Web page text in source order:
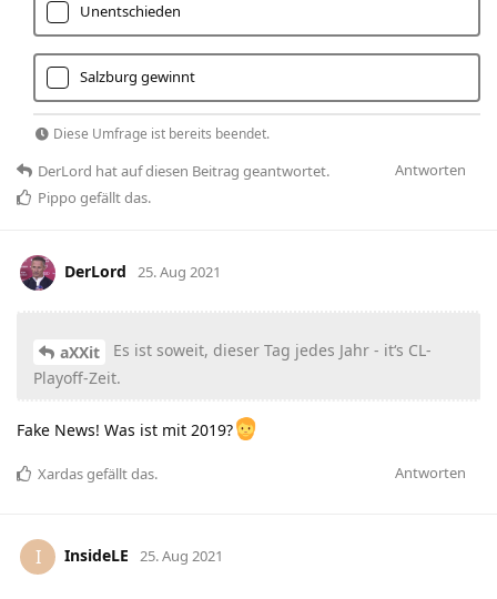
Unentschieden
Salzburg gewinnt
Diese Umfrage ist bereits beendet.
Antworten
DerLord hatauf diesen Beitrag geantwortet.
Pippo gefällt das.
DerLord 25. Aug 2021
aXXit
Es ist soweit, dieser Tag jedes Jahr - it‘s CL-
Playoff-Zeit.
Fake News! Was ist mit 2019?
Antworten
Xardasgefällt das.
I InsideLE 25. Aug 2021